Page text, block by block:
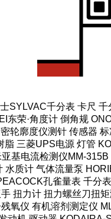
SYLVAC千分表 卡尺
荣·角度计 倒角规
轮廓度仪测针 传感器
三菱UPS电源 灯管
基电流检测仪MM-
质计 气体流量泵
孔雀量表 千
扭力计 扭力螺丝刀扭
氧仪 有机溶剂测定仪